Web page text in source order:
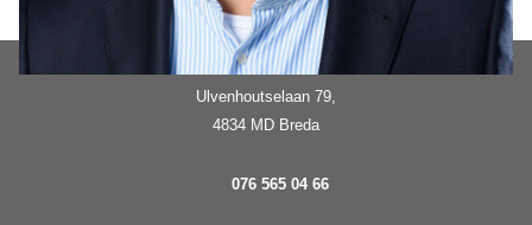
Ulvenhoutselaan 79,
4834 MD Breda
076 565 04 66